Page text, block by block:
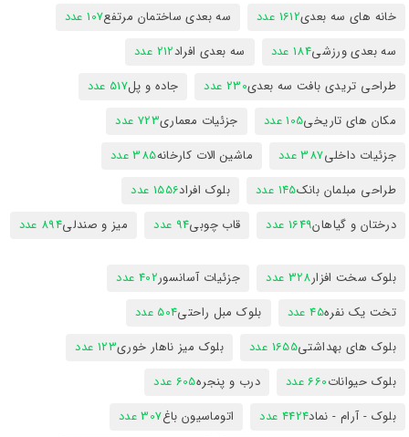
خانه های سه بعدی1612 عدد سه بعدی ساختمان مرتفع107 عدد
سه بعدی ورزشی184 عدد سه بعدی افراد212 عدد
طراحی تریدی بافت سه بعدی230 عدد جاده و پل517 عدد
مکان های تاریخی105 عدد جزئیات معماری723 عدد
جزئیات داخلی387 عدد ماشین الات کارخانه385 عدد
طراحی مبلمان بانک145 عدد بلوک افراد1556 عدد
درختان و گیاهان1649 عدد قاب چوبی94 عدد میز و صندلی894 عدد
بلوک سخت افزار328 عدد جزئیات آسانسور402 عدد
تخت یک نفره45 عدد بلوک مبل راحتی504 عدد
بلوک های بهداشتی1655 عدد بلوک میز ناهار خوری123 عدد
بلوک حیوانات660 عدد درب و پنجره605 عدد
بلوک - آرام - نماد4424 عدد اتوماسیون باغ307 عدد